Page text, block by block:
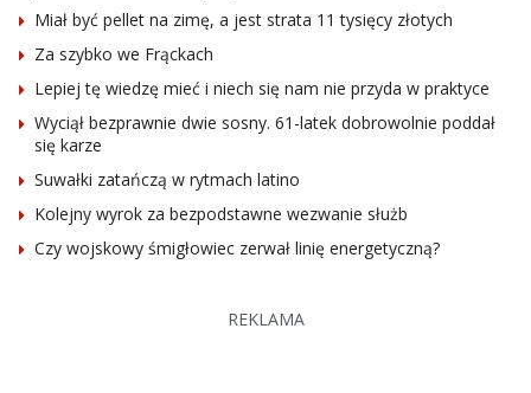
Miał być pellet na zimę, a jest strata 11 tysięcy złotych
Za szybko we Frąckach
Lepiej tę wiedzę mieć i niech się nam nie przyda w praktyce
Wyciął bezprawnie dwie sosny. 61-latek dobrowolnie poddał
się karze
Suwałki zatańczą w rytmach latino
Kolejny wyrok za bezpodstawne wezwanie służb
Czy wojskowy śmigłowiec zerwał linię energetyczną?
REKLAMA